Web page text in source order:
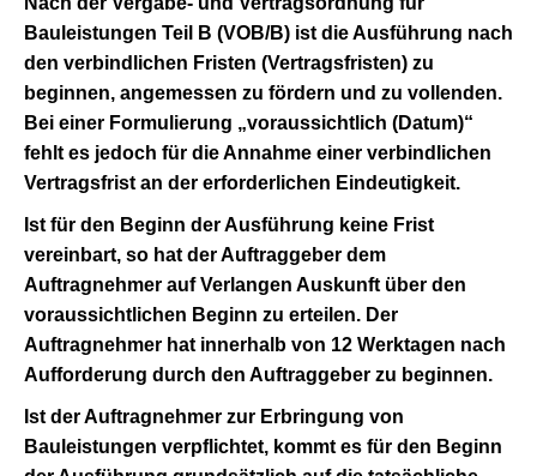
Bauleistungen Teil B (VOB/B) ist die Ausführung nach
den verbindlichen Fristen (Vertragsfristen) zu
beginnen, angemessen zu fördern und zu vollenden.
Bei einer Formulierung „voraussichtlich (Datum)“
fehlt es jedoch für die Annahme einer verbindlichen
Vertragsfrist an der erforderlichen Eindeutigkeit.
Ist für den Beginn der Ausführung keine Frist
vereinbart, so hat der Auftraggeber dem
Auftragnehmer auf Verlangen Auskunft über den
voraussichtlichen Beginn zu erteilen. Der
Auftragnehmer hat innerhalb von 12 Werktagen nach
Aufforderung durch den Auftraggeber zu beginnen.
Ist der Auftragnehmer zur Erbringung von
Bauleistungen verpflichtet, kommt es für den Beginn